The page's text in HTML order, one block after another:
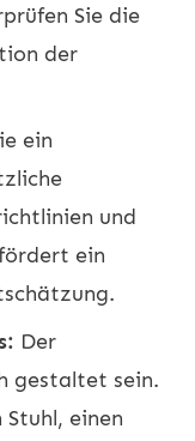
Sie die
der
ein
und
ein
Der
gestaltet sein.
einen